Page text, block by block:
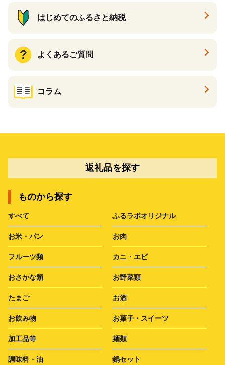
はじめてのふるさと納税
よくあるご質問
コラム
返礼品を探す
ものから探す
すべて ふるラボオリジナル
お米・パン お肉
フルーツ類 カニ・エビ
おさかな類 お野菜類
たまご お酒
お飲み物 お菓子・スイーツ
加工品等 麺類
調味料・油 鍋セット